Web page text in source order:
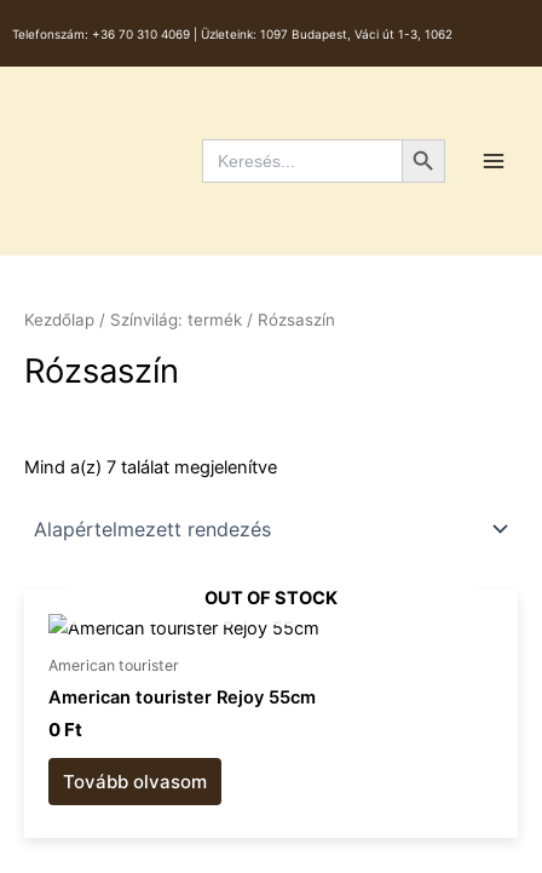
to
content
Telefonszám: +36 70 310 4069 | Üzleteink: 1097 Budapest, Váci út 1-3, 1062
Search
for:
Search Button
Kezdőlap / Színvilág: termék / Rózsaszín
Rózsaszín
Mind a(z) 7 találat megjelenítve
OUT OF STOCK
American tourister​
American tourister Rejoy 55cm
0 Ft
Tovább olvasom